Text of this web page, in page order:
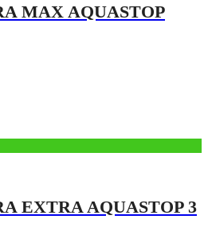
MAX AQUASTOP
EXTRA AQUASTOP 3